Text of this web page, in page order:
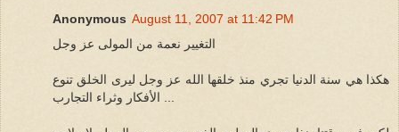
Anonymous August 11, 2007 at 11:42 PM
التغيير نعمة من المولى عز وجل
هكذا هي سنة الدنيا تجري منذ خلقها الله عز وجل ليرى الخلق تنوع